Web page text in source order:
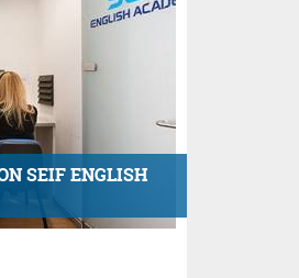
SEIF ENGLISH